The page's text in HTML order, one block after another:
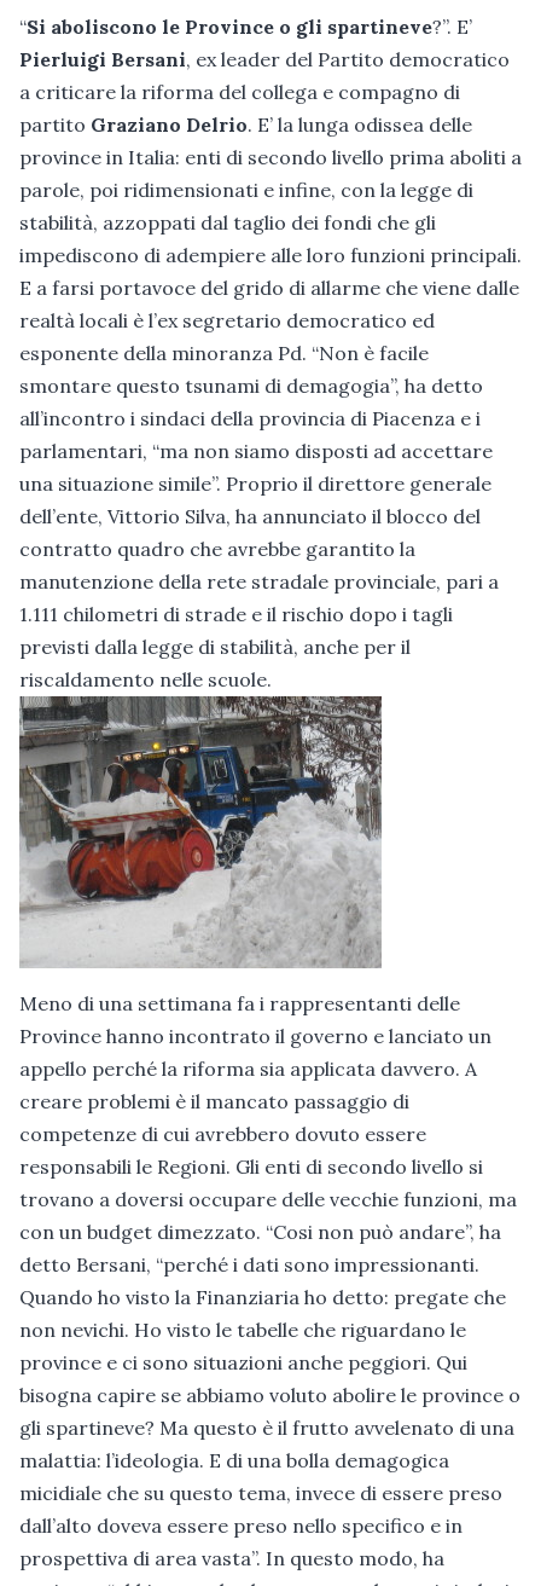
“Si aboliscono le Province o gli spartineve?”. E’
Pierluigi Bersani, ex leader del Partito democratico
a criticare la riforma del collega e compagno di
partito Graziano Delrio. E’ la lunga odissea delle
province in Italia: enti di secondo livello prima aboliti a
parole, poi ridimensionati e infine, con la legge di
stabilità, azzoppati dal taglio dei fondi che gli
impediscono di adempiere alle loro funzioni principali.
E a farsi portavoce del grido di allarme che viene dalle
realtà locali è l’ex segretario democratico ed
esponente della minoranza Pd. “Non è facile
smontare questo tsunami di demagogia”, ha detto
all’incontro i sindaci della provincia di Piacenza e i
parlamentari, “ma non siamo disposti ad accettare
una situazione simile”. Proprio il direttore generale
dell’ente, Vittorio Silva, ha annunciato il blocco del
contratto quadro che avrebbe garantito la
manutenzione della rete stradale provinciale, pari a
1.111 chilometri di strade e il rischio dopo i tagli
previsti dalla legge di stabilità, anche per il
riscaldamento nelle scuole.
Meno di una settimana fa i rappresentanti delle
Province hanno incontrato il governo e lanciato un
appello perché la riforma sia applicata davvero. A
creare problemi è il mancato passaggio di
competenze di cui avrebbero dovuto essere
responsabili le Regioni. Gli enti di secondo livello si
trovano a doversi occupare delle vecchie funzioni, ma
con un budget dimezzato. “Cosi non può andare”, ha
detto Bersani, “perché i dati sono impressionanti.
Quando ho visto la Finanziaria ho detto: pregate che
non nevichi. Ho visto le tabelle che riguardano le
province e ci sono situazioni anche peggiori. Qui
bisogna capire se abbiamo voluto abolire le province o
gli spartineve? Ma questo è il frutto avvelenato di una
malattia: l’ideologia. E di una bolla demagogica
micidiale che su questo tema, invece di essere preso
dall’alto doveva essere preso nello specifico e in
prospettiva di area vasta”. In questo modo, ha